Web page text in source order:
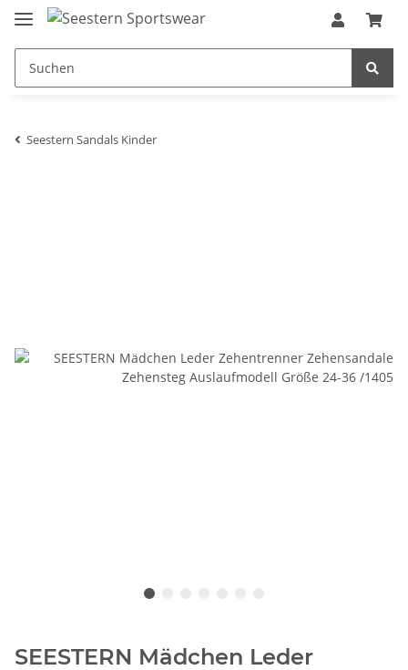
Seestern Sandals Kinder
SEESTERN Mädchen Leder